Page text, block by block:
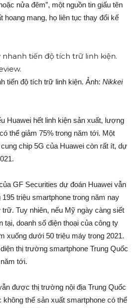
nửa đêm”, một nguồn tin giấu tên
hoang mang, họ liên tục thay đổi kế
tiến độ tích trữ linh kiện. Ảnh: Nikkei
Huawei hết linh kiện sản xuất, lượng
thể giảm 75% trong năm tới. Một
chip 5G của Huawei còn rất ít, dự
GF Securities dự đoán Huawei vẫn
triệu smartphone trong năm nay
Tuy nhiên, nếu Mỹ ngày càng siết
tại, doanh số điện thoại của công ty
xuống dưới 50 triệu máy trong 2021.
thị trường smartphone Trung Quốc
tới.
được thị trường nội địa Trung Quốc
không thể sản xuất smartphone có thể